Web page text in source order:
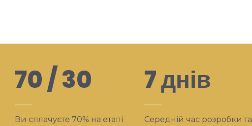
70 / 30
Ви сплачуєте 70% на етапі
7 днів
Середній час розробки та